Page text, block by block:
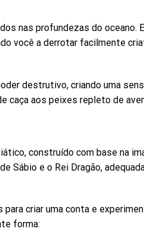
nas profundezas do oceano.
você a derrotar facilmente
destrutivo, criando uma
caça aos peixes repleto de
construído com base na
Sábio e o Rei Dragão,
criar uma conta e
forma: